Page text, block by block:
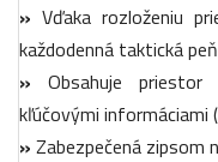
»Vďaka rozloženiu
každodenná taktická
» Obsahuje
kľúčovými informáciami
» Zabezpečená zipsom